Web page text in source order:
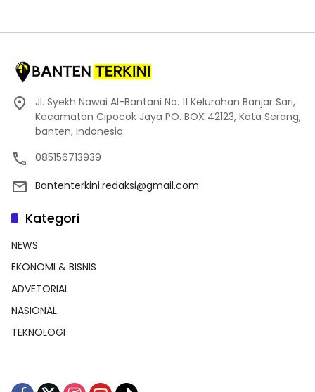
Jl. Syekh Nawai Al-Bantani No. 11 Kelurahan Banjar Sari,
Kecamatan Cipocok Jaya PO. BOX 42123, Kota Serang,
banten, Indonesia
085156713939
Bantenterkini.redaksi@gmail.com
Kategori
NEWS
EKONOMI & BISNIS
ADVETORIAL
NASIONAL
TEKNOLOGI